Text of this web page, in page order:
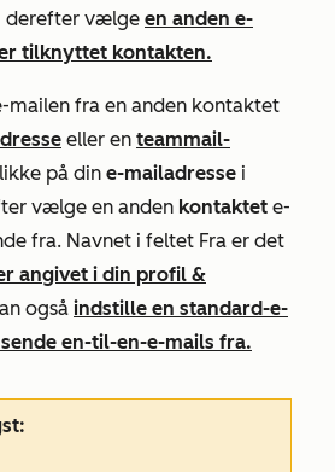
derefter vælge en anden e-
tilknyttet kontakten.
mailen fra en anden kontaktet
eller en teammail-
på din e-mailadresse i
vælge en anden kontaktet e-
fra. Navnet i feltet Fra er det
angivet i din profil &
også indstille en standard-e-
en-til-en-e-mails fra.